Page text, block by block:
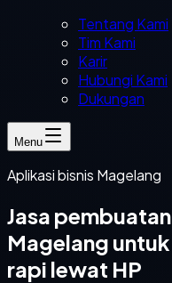
Tentang Kami
Tim Kami
Karir
Hubungi Kami
Dukungan
Menu
Aplikasi bisnis Magelang
Jasa
Magelang
rapi lewat HP